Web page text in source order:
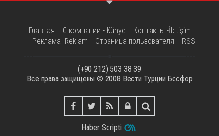
Главная О компании - Künye
Контакты -İletişim
Реклама- Reklam
Страница пользователя RSS
(+90 212) 503 38 39
Все права защищены © 2008 Вести Турции Босфор
Haber Scripti